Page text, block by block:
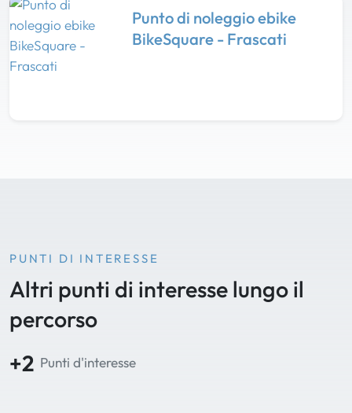
Punto di noleggio ebike
BikeSquare - Frascati
PUNTI DI INTERESSE
Altri punti di interesse lungo il
percorso
+2 Punti d'interesse